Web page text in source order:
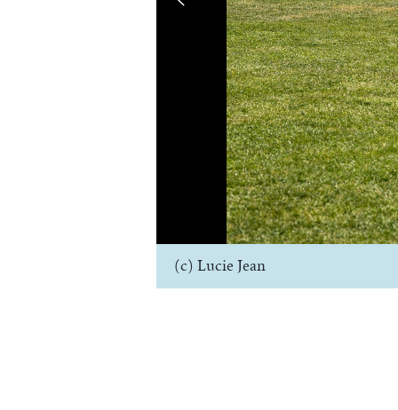
(c) Lucie Jean